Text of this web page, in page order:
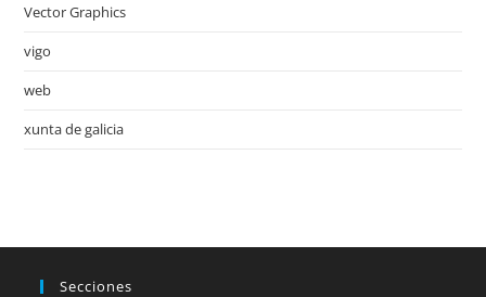
Vector Graphics
vigo
web
xunta de galicia
Secciones